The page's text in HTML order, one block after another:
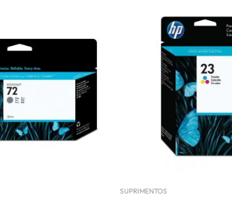
SUPRIMENTOS